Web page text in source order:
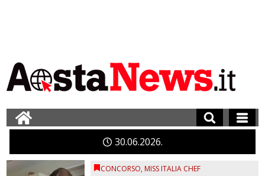
3006 2026
CONCORSO, MISS ITALIA CHEF